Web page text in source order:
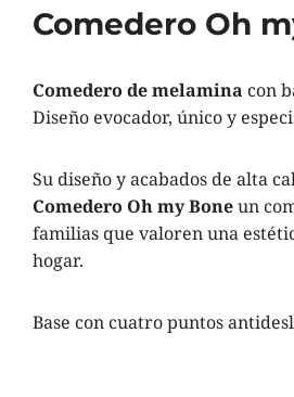
Comedero Oh
Comedero de melamina con
Diseño evocador, único y
Su diseño y acabados de alta
Comedero Oh my Boneun
familias que valoren una
hogar.
Base con cuatro puntos